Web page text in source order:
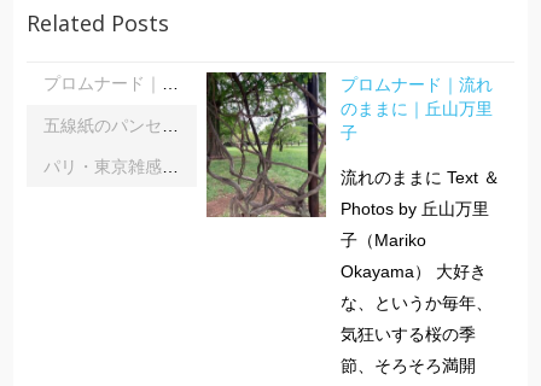
Related Posts
プロムナード｜流れのままに｜丘山万里子
プロムナード｜流れ
のままに｜丘山万里
子
流れのままに Text ＆
Photos by 丘山万里
子（Mariko
Okayama） 大好き
な、というか毎年、
気狂いする桜の季
節、そろそろ満開